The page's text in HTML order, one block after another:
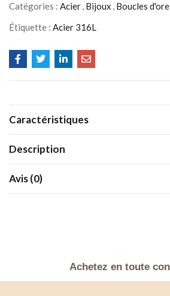
Catégories : Acier, Bijoux , Boucles
Étiquette : Acier 316L
Caractéristiques
Description
Avis (0)
Achetez en toute